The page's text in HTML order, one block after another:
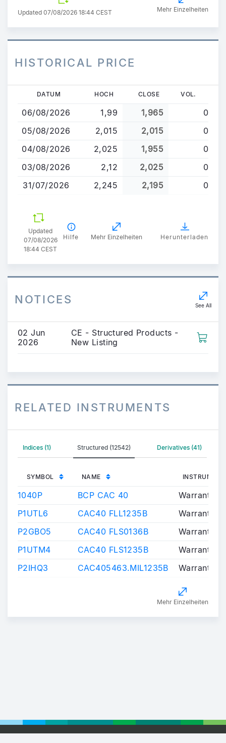
Updated 07/08/2026 18:44 CEST Mehr Einzelheiten
HISTORICAL PRICE
Direkt
Inhalt
DATUM HOCH CLOSE VOL.
06/08/2026 1,99 1,965
0
05/08/2026
2,015 2,015
0
04/08/2026
2,025 1,955
0
03/08/2026
2,12 2,025
0
31/07/2026
2,245 2,195 0
Updated
07/08/2026
18:44 CEST
Hilfe Mehr Einzelheiten Herunterladen
NOTICES See All
02 Jun
2026
CE - Structured Products -
New Listing
RELATED INSTRUMENTS
Indices (1) Structured (12542) Derivatives (41)
SYMBOL NAME
1040P BCP CAC 40
Warrants/
P1UTL6
CAC40 FLL1235B
Warrants/
P2GBO5
CAC40 FLS0136B
Warrants/
P1UTM4
CAC40 FLS1235B
Warrants/
P2IHQ3
CAC405463.MIL1235B Warrants/
Mehr Einzelheiten